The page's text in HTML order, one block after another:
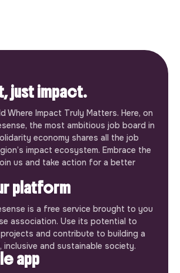
just impact.
Where Impact Truly Matters. Here, on
the most ambitious job board in
economy shares all the job
impact ecosystem. Embrace the
us and take action for a better
platform
is a free service brought to you
association. Use its potential to
and contribute to building a
inclusive and sustainable society.
app